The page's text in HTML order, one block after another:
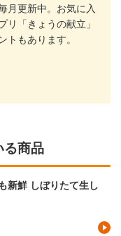
月更新中。お気に入
リ「きょうの献立」
トもあります。
る商品
新鮮 しぼりたて生し